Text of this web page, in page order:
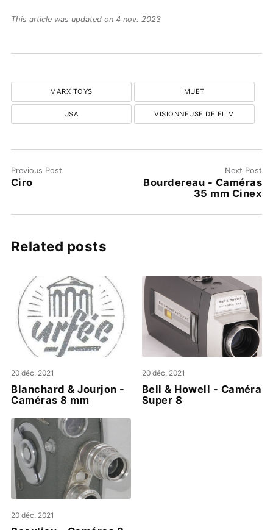
This article was updated on 4 nov. 2023
MARX TOYS MUET
USA VISIONNEUSE DE FILM
Previous Post
Ciro
Next Post
Bourdereau - Caméras
35 mm Cinex
Related posts
20 déc. 2021
Blanchard & Jourjon -
Caméras 8 mm
20 déc. 2021
Bell & Howell - Caméra
Super 8
20 déc. 2021